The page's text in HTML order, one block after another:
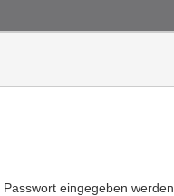
eingegeben werden.